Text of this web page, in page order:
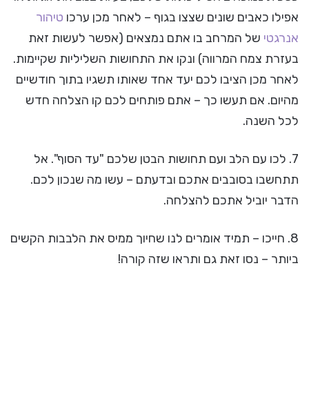
אפילו כאבים שונים שצצו בגוף – לאחר מכן ערכו טיהור
אנרגטי של המרחב בו אתם נמצאים (אפשר לעשות זאת
בעזרת צמח המרווה) ונקו את התחושות השליליות שקיימות.
לאחר מכן הציבו לכם יעד אחד שאותו תשגיו בתוך חודשיים
מהיום. אם תעשו כך – אתם פותחים לכם קו הצלחה חדש
לכל השנה.
7. לכו עם הלב ועם תחושות הבטן שלכם "עד הסוף". אל
תתחשבו בסובבים אתכם ובדעתם – עשו מה שנכון לכם.
הדבר יוביל אתכם להצלחה.
8. חייכו – תמיד אומרים לנו שחיוך ממיס את הלבבות הקשים
ביותר – נסו זאת גם ותראו שזה קורה!